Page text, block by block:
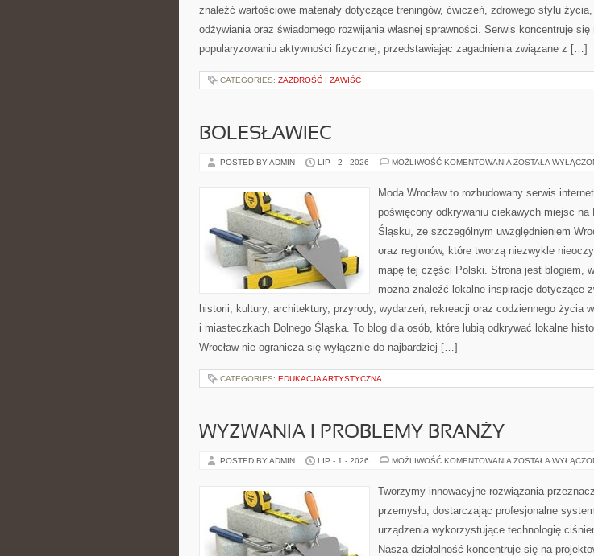
znaleźć wartościowe materiały dotyczące treningów, ćwiczeń, zdrowego stylu życia,
odżywiania oraz świadomego rozwijania własnej sprawności. Serwis koncentruje się
popularyzowaniu aktywności fizycznej, przedstawiając zagadnienia związane z […]
CATEGORIES: ZAZDROŚĆ I ZAWIŚĆ
BOLESŁAWIEC
POSTED BY ADMIN LIP - 2 - 2026 MOŻLIWOŚĆ KOMENTOWANIA BOLESŁAWIEC
ZOSTAŁA
Moda Wrocław to rozbudowany serwis
poświęcony odkrywaniu ciekawych miejsc na
Śląsku, ze szczególnym uwzględnieniem
oraz regionów, które tworzą niezwykle
mapę tej części Polski. Strona jest blogiem,
można znaleźć lokalne inspiracje dotyczące
historii, kultury, architektury, przyrody, wydarzeń, rekreacji oraz codziennego życia
i miasteczkach Dolnego Śląska. To blog dla osób, które lubią odkrywać lokalne
Wrocław nie ogranicza się wyłącznie do najbardziej […]
CATEGORIES: EDUKACJA ARTYSTYCZNA
WYZWANIA I PROBLEMY BRANŻY
POSTED BY ADMIN LIP - 1 - 2026 MOŻLIWOŚĆ KOMENTOWANIA WYZWANIA
BRANŻY
ZOSTAŁA
Tworzymy innowacyjne rozwiązania
przemysłu, dostarczając profesjonalne
urządzenia wykorzystujące technologię
Nasza działalność koncentruje się na